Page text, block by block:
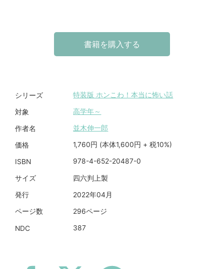
書籍を購入する
シリーズ 特装版 ホンこわ！本当に怖い話
対象 高学年～
作者名 並木伸一郎
価格 1,760円 (本体1,600円 + 税10%)
ISBN 978-4-652-20487-0
サイズ 四六判上製
発行 2022年04月
ページ数 296ページ
NDC 387